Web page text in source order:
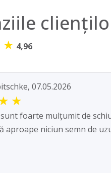
★ 4,96
07.05.2026
★
foarte mulțumit de
aproape niciun semn de